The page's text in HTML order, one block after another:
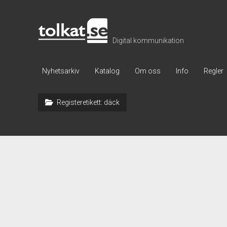
Tolkat
Digital kommunikation
Nyhetsarkiv Katalog Om oss Info Regler
Registeretikett: däck